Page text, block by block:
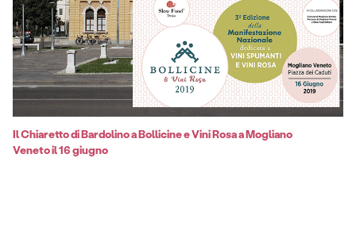
Il Chiaretto di Bardolino a Bollicine e Vini Rosa a Mogliano
Veneto il 16 giugno